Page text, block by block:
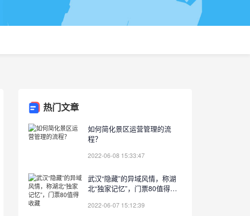
热门文章
如何简化景区运营管理的流
程？
2022-06-08 15:33:47
武汉“隐藏”的异域风情，称湖
北“独家记忆”，门票80值得收
2022-06-07 15:12:39